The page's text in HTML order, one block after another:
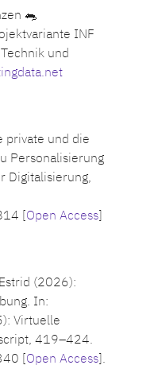
🐀
INF
und
private und die
Personalisierung
Digitalisierung,
[Open Access]
(2026):
In:
Virtuelle
419–424.
[Open Access].